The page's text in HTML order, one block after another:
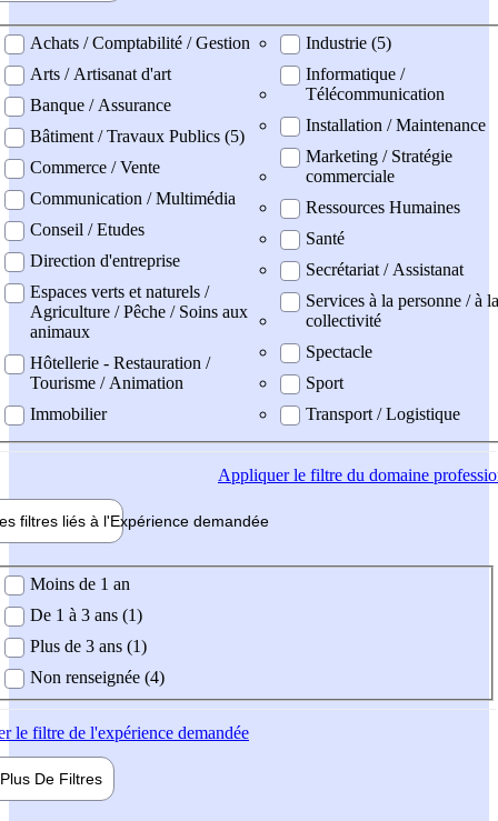
professionel
Achats / Comptabilité / Gestion
Arts / Artisanat d'art
Banque / Assurance
Bâtiment / Travaux Publics (5)
Commerce / Vente
Communication / Multimédia
Conseil / Etudes
Direction d'entreprise
Espaces verts et naturels /
Agriculture / Pêche / Soins aux
animaux
Hôtellerie - Restauration /
Tourisme / Animation
Immobilier
Industrie (5)
Informatique /
Télécommunication
Installation / Maintenance
Marketing / Stratégie
commerciale
Ressources Humaines
Santé
Secrétariat / Assistanat
Services à la personne / à la
collectivité
Spectacle
Sport
Transport / Logistique
Appliquerle filtre du domaine
filtres liés à l'Expérience demandée
demandée
Moins de 1 an
De 1 à 3 ans (1)
Plus de 3 ans (1)
Non renseignée (4)
le filtre de l'expérience demandée
Plus De Filtres